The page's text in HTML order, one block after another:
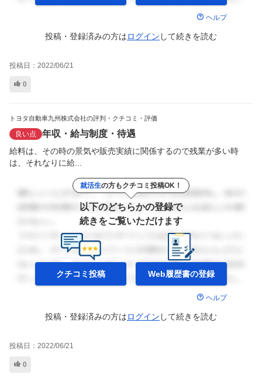
ヘルプ
投稿・登録済みの方はログイン して続きを読む
投稿日： 2022/06/21
0
トヨタ自動車九州株式会社の評判・クチコミ・評価
良い点 年収・給与制度・待遇
給料は、その時の景気や販売実績に関係するので残業が多い時
は、それなりに給...
就活生の方もクチコミ投稿OK！
以下のどちらかの登録で
続きをご覧いただけます
クチコミ投稿 Web履歴書の登録
ヘルプ
投稿・登録済みの方はログイン して続きを読む
投稿日： 2022/06/21
0